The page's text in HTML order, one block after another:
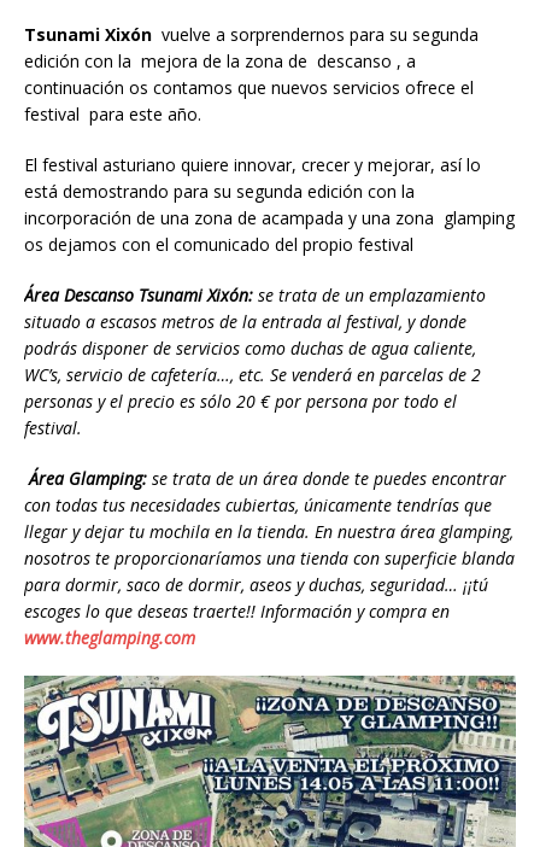
Tsunami Xixón vuelve a sorprendernos para su segunda
edición con la mejora de la zona de descanso , a
continuación os contamos que nuevos servicios ofrece el
festival para este año.
El festival asturiano quiere innovar, crecer y mejorar, así lo
está demostrando para su segunda edición con la
incorporación de una zona de acampada y una zona glamping
os dejamos con el comunicado del propio festival
Área Descanso Tsunami Xixón: se trata de un emplazamiento
situado a escasos metros de la entrada al festival, y donde
podrás disponer de servicios como duchas de agua caliente,
WC’s, servicio de cafetería…, etc. Se venderá en parcelas de 2
personas y el precio es sólo 20 € por persona por todo el
festival.
Área Glamping: se trata de un área donde te puedes encontrar
con todas tus necesidades cubiertas, únicamente tendrías que
llegar y dejar tu mochila en la tienda. En nuestra área glamping,
nosotros te proporcionaríamos una tienda con superficie blanda
para dormir, saco de dormir, aseos y duchas, seguridad… ¡¡tú
escoges lo que deseas traerte!! Información y compra en
www.theglamping.com